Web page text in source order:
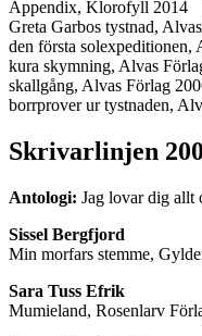
Appendix, Klorofyll 2014
Greta Garbos tystnad,
den första solexpeditionen,
kura skymning, Alvas
skallgång, Alvas Förlag
borrprover ur tystnaden,
Skrivarlinjen
Antologi: Jag lovar dig allt
Sissel Bergfjord
Min morfars stemme,
Sara Tuss Efrik
Mumieland, Rosenlarv